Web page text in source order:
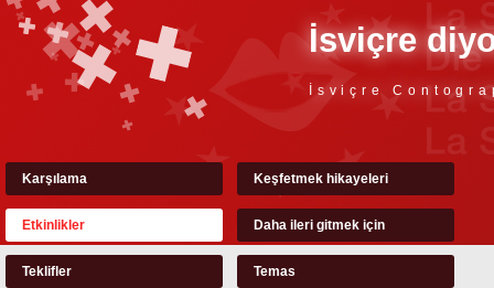
İsviçre
İsviçre
Karşılama Keşfetmek hikayeleri
Etkinlikler Daha ileri gitmek için
Teklifler Temas